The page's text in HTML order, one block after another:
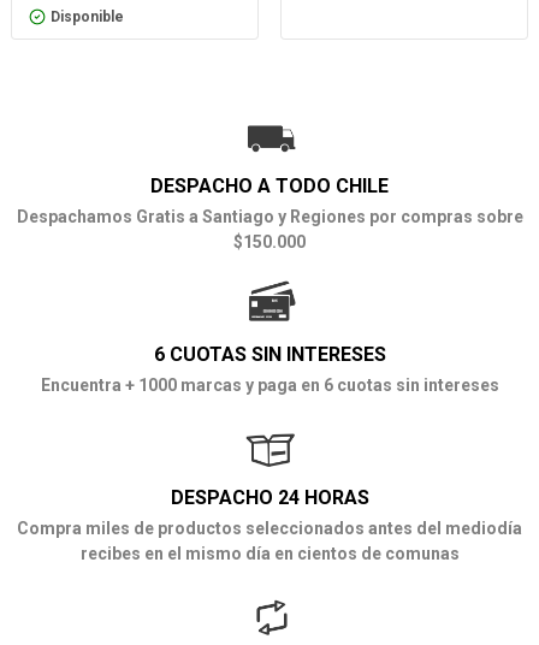
Disponible
DESPACHO A TODO CHILE
Despachamos Gratis a Santiago y Regiones por compras sobre
$150.000
6 CUOTAS SIN INTERESES
Encuentra + 1000 marcas y paga en 6 cuotas sin intereses
DESPACHO 24 HORAS
Compra miles de productos seleccionados antes del mediodía
recibes en el mismo día en cientos de comunas